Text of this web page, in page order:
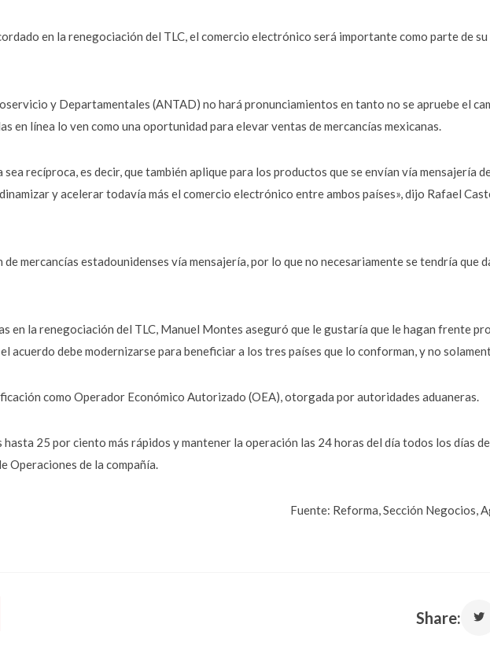
en la renegociación del TLC, el comercio electrónico será importante como parte de
y Departamentales (ANTAD) no hará pronunciamientos en tanto no se apruebe el
en línea lo ven como una oportunidad para elevar ventas de mercancías mexicanas.
recíproca, es decir, que también aplique para los productos que se envían vía mensajería
y acelerar todavía más el comercio electrónico entre ambos países», dijo Rafael
mercancías estadounidenses vía mensajería, por lo que no necesariamente se tendría que
en la renegociación del TLC, Manuel Montes aseguró que le gustaría que le hagan frente
acuerdo debe modernizarse para beneficiar a los tres países que lo conforman, y no
como Operador Económico Autorizado (OEA), otorgada por autoridades aduaneras.
25 por ciento más rápidos y mantener la operación las 24 horas del día todos los días de
Operaciones de la compañía.
Fuente: Reforma, Sección Negocios,
Share: